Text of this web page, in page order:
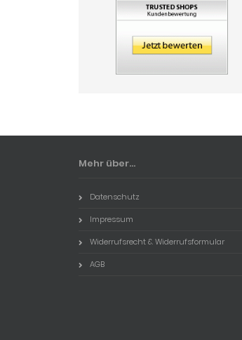
Mehr über...
Datenschutz
Impressum
Widerrufsrecht & Widerrufsformular
AGB